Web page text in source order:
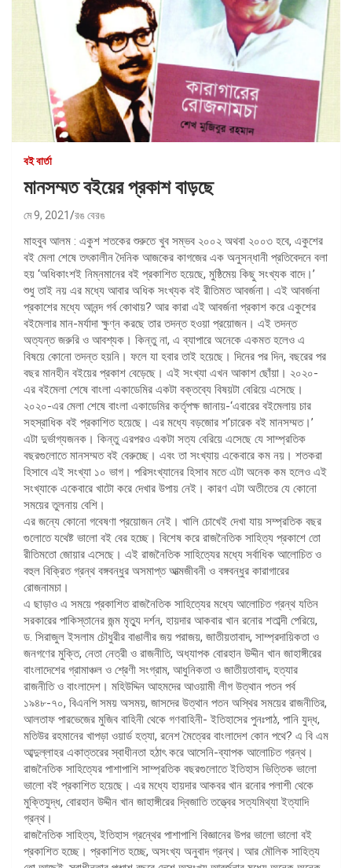
বই বার্তা
মানসম্মত বইয়ের প্রকাশ বাড়ছে
মে 9, 2021 রঙ বেরঙ
মাহবুব আলম : একুশ শতকের শুরুতে খুব সম্ভব ২০০২ অথবা ২০০৩ হবে, একুশের
বই মেলা শেষে তৎকালীন দৈনিক আজকের কাগজের এক অনুসন্ধানী প্রতিবেদনে বলা
হয় ‘অধিকাংশই নিম্নমানের বই প্রকাশিত হয়েছে, মুষ্ঠিমেয় কিছু সংখ্যক বাদে।’
শুধু তাই নয় এর মধ্যে আবার অধিক সংখ্যক বই রীতিমত আবর্জনা। এই আবর্জনা
প্রকাশের মধ্যে আনন্দ গর্ব কোথায়? আর কারা এই আবর্জনা প্রকাশ করে একুশের
বইমেলার মান-মর্যাদা ক্ষুণ্ন করছে তার তদন্ত হওয়া প্রয়োজন। এই তদন্ত
অত্যন্ত জরুরি ও আবশ্যক। কিন্তু না, এ ব্যাপারে অনেকে একমত হলেও এ
বিষয়ে কোনো তদন্ত হয়নি। ফলে যা হবার তাই হয়েছে। দিনের পর দিন, বছরের পর
বছর মানহীন বইয়ের প্রকাশ বেড়েছে। এই সংখ্যা এখন আকাশ ছোঁয়া। ২০২০-
এর বইমেলা শেষে বাংলা একাডেমির একটা বক্তব্যে বিষয়টা বেরিয়ে এসেছে।
২০২০-এর মেলা শেষে বাংলা একাডেমির কর্তৃপক্ষ জানায়-‘এবারের বইমেলায় চার
সহস্রাধিক বই প্রকাশিত হয়েছে। এর মধ্যে বড়জোর শ’চারেক বই মানসম্মত।’
এটা দুর্ভাগ্যজনক। কিন্তু এরপরও একটা সত্য বেরিয়ে এসেছে যে সাম্প্রতিক
বছরগুলোতে মানসম্মত বই বেরুচ্ছে। এবং তা সংখ্যায় একেবারে কম নয়। শতকরা
হিসাবে এই সংখ্যা ১০ ভাগ। পরিসংখ্যানের হিসাব মতে এটা অনেক কম হলেও এই
সংখ্যাকে একেবারে খাটো করে দেখার উপায় নেই। কারণ এটা অতীতের যে কোনো
সময়ের তুলনায় বেশি।
এর জন্যে কোনো গবেষণা প্রয়োজন নেই। খালি চোখেই দেখা যায় সম্প্রতিক বছর
গুলোতে যথেষ্ট ভালো বই বের হচ্ছে। বিশেষ করে রাজনৈতিক সাহিত্য প্রকাশে তো
রীতিমতো জোয়ার এসেছে। এই রাজনৈতিক সাহিত্যের মধ্যে সর্বাধিক আলোচিত ও
বহুল বিক্রিত গ্রন্থ বঙ্গবন্ধুর অসমাপ্ত আত্মজীবনী ও বঙ্গবন্ধুর কারাগারের
রোজনামচা।
এ ছাড়াও এ সময়ে প্রকাশিত রাজনৈতিক সাহিত্যের মধ্যে আলোচিত গ্রন্থ যতিন
সরকারের পাকিস্তানের জন্ম মৃত্যু দর্শন, হায়দার আকবার খান রনোর শতাব্দী পেরিয়ে,
ড. সিরাজুল ইসলাম চৌধুরীর বাঙালীর জয় পরাজয়, জাতীয়তাবাদ, সাম্প্রদায়িকতা ও
জনগণের মুক্তি, নেতা নেত্রী ও রাজনীতি, অধ্যাপক বোরহান উদ্দীন খান জাহাঙ্গীরের
বাংলাদেশের গ্রামাঞ্চল ও শ্রেণী সংগ্রাম, আধুনিকতা ও জাতীয়তাবাদ, হত্যার
রাজনীতি ও বাংলাদেশ। মহিউদ্দিন আহমদের আওয়ামী লীগ উত্থান পতন পর্ব
১৯৪৮-৭০, বিএনপি সময় অসময়, জাসদের উত্থান পতন অস্থির সময়ের রাজনীতির,
আলতাফ পারভেজের মুজিব বাহিনী থেকে গণবাহিনী- ইতিহাসের পুনঃপাঠ, পানি যুদ্ধ,
মতিউর রহমানের খাপড়া ওয়ার্ড হত্যা, রনেশ মৈত্রের বাংলাদেশ কোন পথে? এ বি এম
আব্দুল্লাহর একাত্তরের স্বাধীনতা হঠাৎ করে আসেনি-ব্যাপক আলোচিত গ্রন্থ।
রাজনৈতিক সাহিত্যের পাশাপাশি সাম্প্রতিক বছরগুলোতে ইতিহাস ভিত্তিক ভালো
ভালো বই প্রকাশিত হয়েছে। এর মধ্যে হায়দার আকবর খান রনোর পলাশী থেকে
মুক্তিযুদ্ধ, বোরহান উদ্দীন খান জাহাঙ্গীরের দ্বিজাতি তত্ত্বের সত্যমিথ্যা ইত্যাদি
গ্রন্থ।
রাজনৈতিক সাহিত্য, ইতিহাস গ্রন্থের পাশাপাশি বিজ্ঞানের উপর ভালো ভালো বই
প্রকাশিত হচ্ছে। প্রকাশিত হচ্ছে, অসংখ্য অনুবাদ গ্রন্থ। আর মৌলিক সাহিত্য